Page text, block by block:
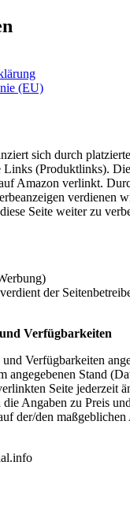
(EU)
sich durch
Links (Produktlinks).
Amazon verlinkt.
verdienen
Seite weiter zu
der
Verfügbarkeiten
Verfügbarkeiten
angegebenen Stand
Seite jederzeit
die Angaben zu Preis
der/den maßgeblichen